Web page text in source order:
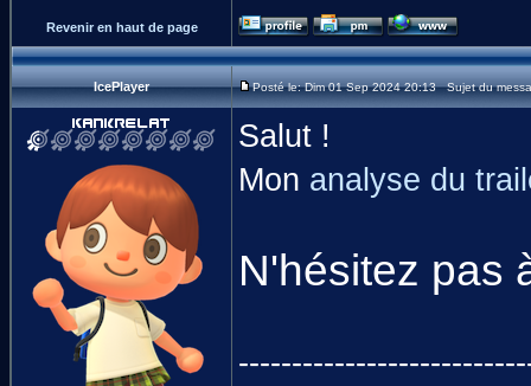
Revenir en haut de page
IcePlayer Posté le: Dim 01 Sep 2024 20:13 Sujet du
Salut !
Mon analyse du
N'hésitez pas